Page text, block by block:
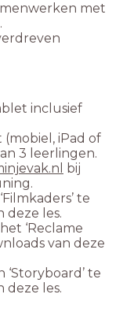
met
inclusief
iPad of
3 leerlingen.
bij
te
‘Reclame
van deze
te